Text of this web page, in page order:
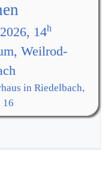
14h
Weilrod-
in Riedelbach,
16